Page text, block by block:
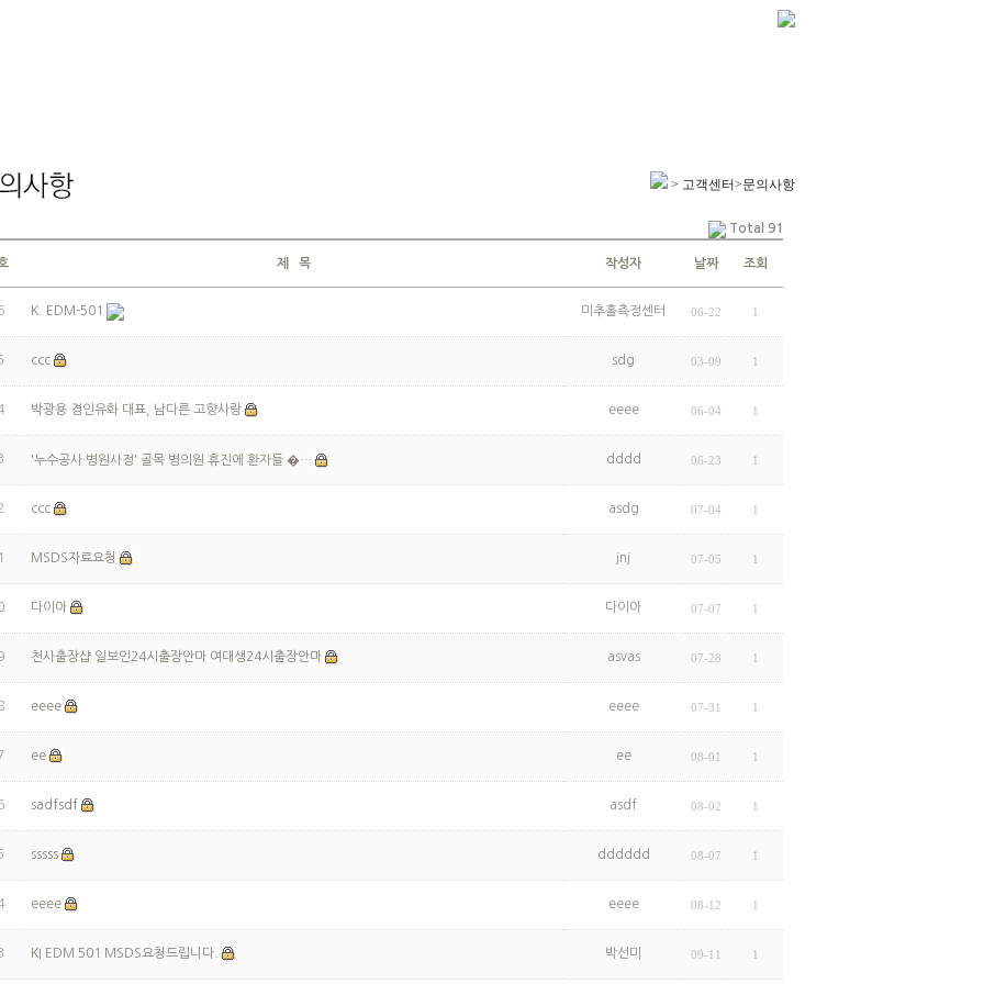
> 고객센터>문의사항
Total 91
제 목 작성자 날짜 조회
K. EDM-501 미추홀측정센터 06-22 1
ccc sdg 03-09 1
박광용 경인유화 대표, 남다른 고향사랑 eeee 06-04 1
'누수공사·병원사정' 골목 병의원 휴진에 환자들 �… dddd 06-23 1
ccc asdg 07-04 1
MSDS자료요청 jnj 07-05 1
다이아 다이아 07-07 1
천사출장샵 일보인24시출장안마 여대생24시출장안마 asvas 07-28 1
eeee eeee 07-31 1
ee ee 08-01 1
sadfsdf asdf 08-02 1
sssss dddddd 08-07 1
eeee eeee 08-12 1
KI EDM 501 MSDS요청드립니다. 박선미 09-11 1